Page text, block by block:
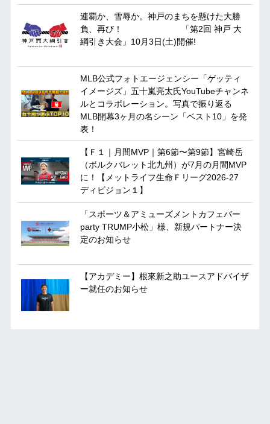
連覇か、雪辱か。神戸のまちを懸けた大勝
負、再び！ 「第2回 神戸 大
綱引き大会」10月3日(土)開催!
MLB公式フォトエージェンシー「ゲッティ
イメージズ」五十嵐亮太氏YouTubeチャンネ
ルとコラボレーション。写真で振り返る
MLB開幕3ヶ月の名シーン「ベスト10」を発
表！
【Ｆ１｜月間MVP｜第6節〜第9節】宮崎岳
（ボルクバレット北九州）が7月の月間MVP
に！【メットライフ生命Ｆリーグ2026-27
ディビジョン１】
「スポーツ＆アミューズメントカフェバー
party TRUMP小松」様、新規パートナー決
定のお知らせ
【アカデミー】根來新之助ユースアドバイザ
ー就任のお知らせ